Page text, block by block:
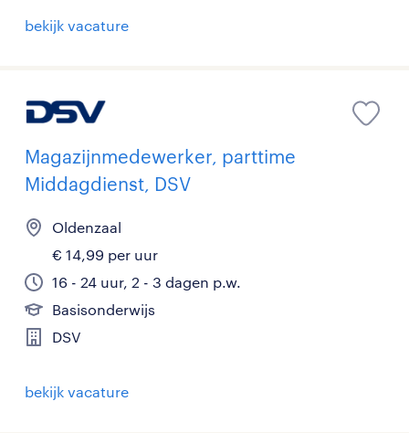
bekijk vacature
Magazijnmedewerker, parttime
Middagdienst, DSV
Oldenzaal
€ 14,99 per uur
16 - 24 uur, 2 - 3 dagen p.w.
Basisonderwijs
DSV
bekijk vacature